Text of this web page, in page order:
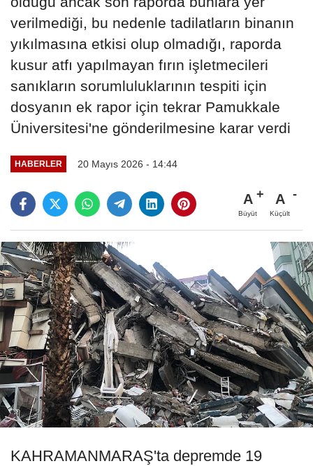
verilmediği, bu nedenle tadilatların binanın
yıkılmasına etkisi olup olmadığı, raporda
kusur atfı yapılmayan fırın işletmecileri
sanıkların sorumluluklarının tespiti için
dosyanın ek rapor için tekrar Pamukkale
Üniversitesi'ne gönderilmesine karar verdi
HABERLER 20 Mayıs 2026 - 14:44
A
Büyüt
A
Küçült
KAHRAMANMARAŞ'ta depremde 19